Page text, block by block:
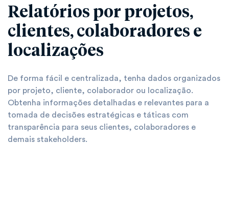
Relatórios por projetos,
clientes, colaboradores e
localizações
De forma fácil e centralizada, tenha dados organizados
por projeto, cliente, colaborador ou localização.
Obtenha informações detalhadas e relevantes para a
tomada de decisões estratégicas e táticas com
transparência para seus clientes, colaboradores e
demais stakeholders.